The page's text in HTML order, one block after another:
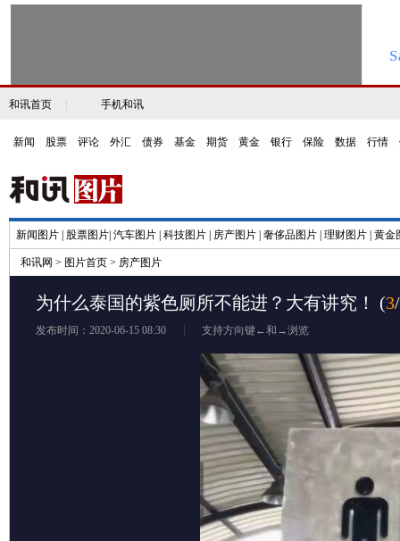
和讯首页 手机和讯
新闻 股票 评论 外汇 债券 基金 期货 黄金 银行 保险 数据 行情
新闻图片 股票图片 汽车图片 科技图片 房产图片 奢侈品图片 理财图片 黄金
和讯网 > 图片首页 > 房产图片
为什么泰国的紫色厕所不能进？大有讲究！ (3
发布时间：2020-06-15 08:30 支持方向键←和→浏览